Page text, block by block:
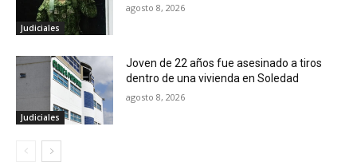
Judiciales
agosto 8, 2026
Judiciales
Joven de 22 años fue asesinado a tiros
dentro de una vivienda en Soledad
agosto 8, 2026